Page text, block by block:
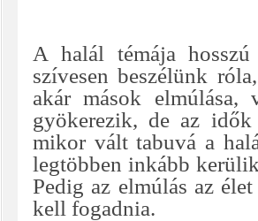
A halál témája
szívesen beszélünk
akár mások
gyökerezik, de az
mikor vált tabuvá a
legtöbben inkább
Pedig az elmúlás az
kell fogadnia.